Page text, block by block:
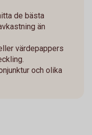
de bästa
än
värdepappers
och olika